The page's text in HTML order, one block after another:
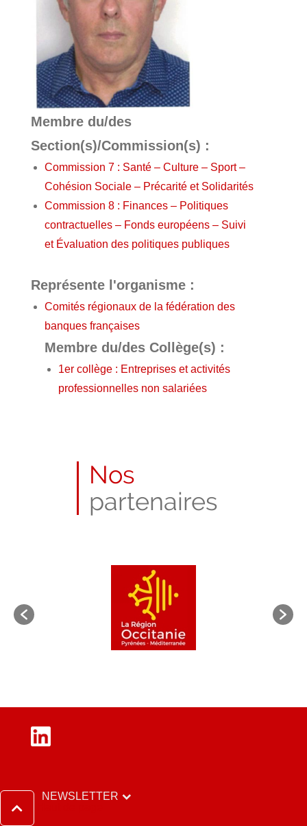
Membre du/des
Section(s)/Commission(s) :
Commission 7 : Santé – Culture – Sport –
Cohésion Sociale – Précarité et Solidarités
Commission 8 : Finances – Politiques
contractuelles – Fonds européens – Suivi
et Évaluation des politiques publiques
Représente l'organisme :
Comités régionaux de la fédération des
banques françaises
Membre du/des Collège(s) :
1er collège : Entreprises et activités
professionnelles non salariées
Nos
partenaires
LinkedIn
NEWSLETTER